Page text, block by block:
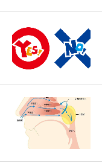
ブログ
アクセス
ネット予約